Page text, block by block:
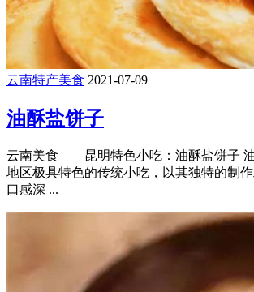
云南特产美食 2021-07-09
油酥盐饼子
云南美食——昆明特色小吃：油酥盐饼子
地区极具特色的传统小吃，以其独特的制
口感深 ...